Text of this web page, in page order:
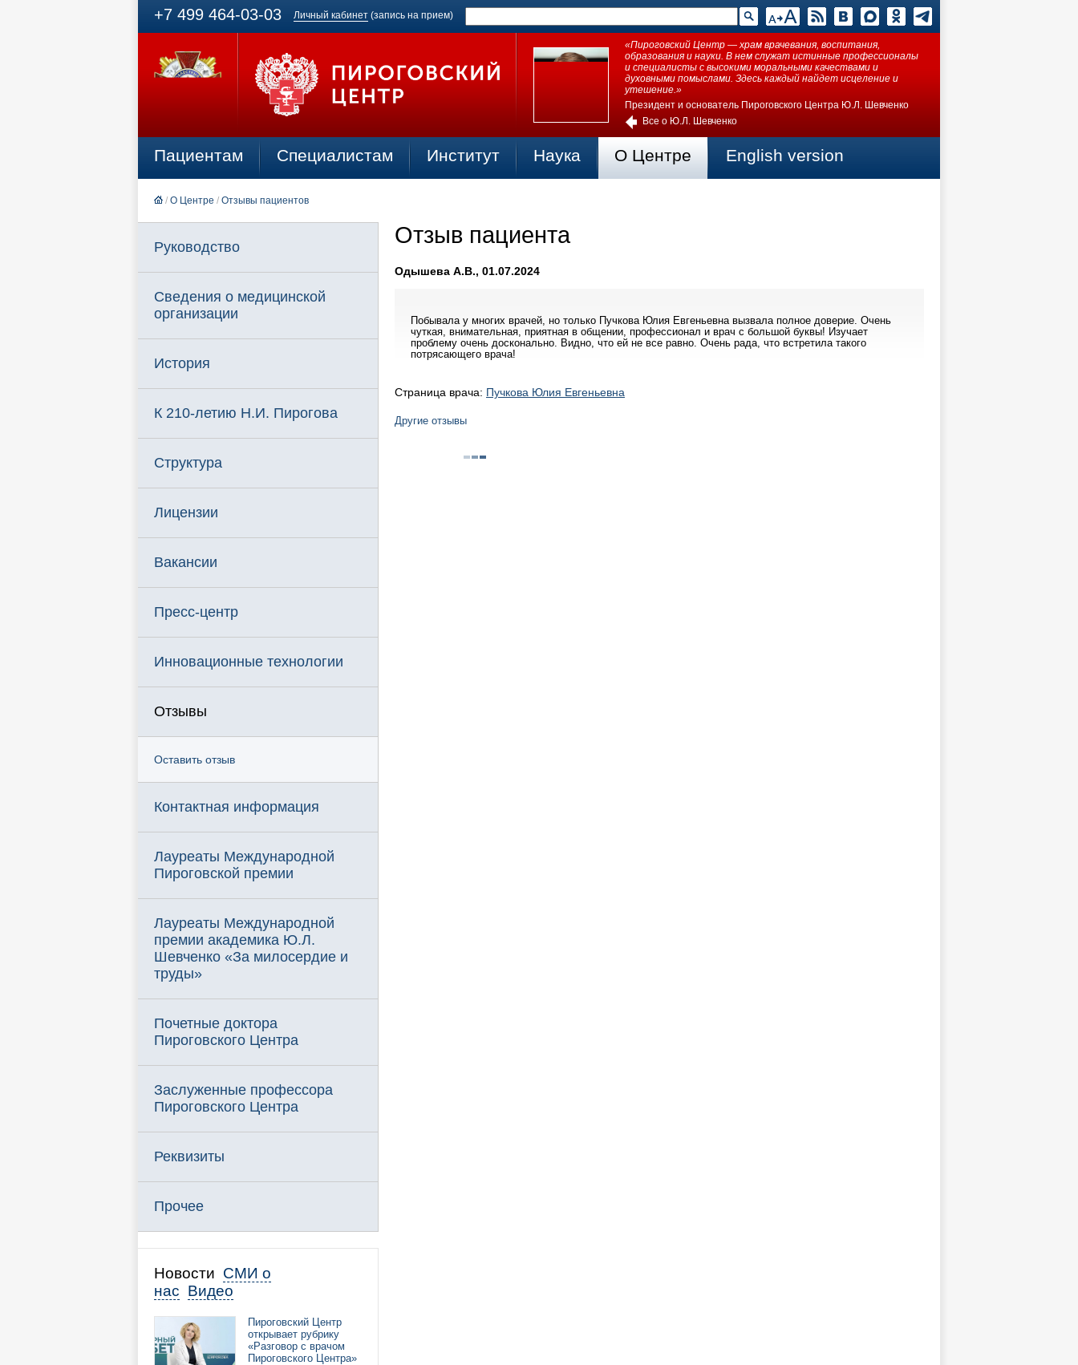
+7 499 464-03-03 Личный кабинет (запись на прием)
«Пироговский Центр — храм врачевания, воспитания,
образования и науки. В нем служат истинные профессионалы
и специалисты с высокими моральными качествами и
духовными помыслами. Здесь каждый найдет исцеление и
утешение.»
Президент и основатель Пироговского Центра Ю.Л. Шевченко
Все о Ю.Л. Шевченко
Пациентам Специалистам Институт Наука О Центре English version
/ О Центре / Отзывы пациентов
Руководство
Сведения о медицинской
организации
История
К 210-летию Н.И. Пирогова
Структура
Лицензии
Вакансии
Пресс-центр
Инновационные технологии
Отзывы
Оставить отзыв
Контактная информация
Лауреаты Международной
Пироговской премии
Лауреаты Международной
премии академика Ю.Л.
Шевченко «За милосердие и
труды»
Почетные доктора
Пироговского Центра
Заслуженные профессора
Пироговского Центра
Реквизиты
Прочее
Новости СМИ о
нас Видео
Пироговский Центр
открывает рубрику
«Разговор с врачом
Пироговского Центра»
Отзыв пациента
Одышева А.В., 01.07.2024
Побывала у многих врачей, но только Пучкова Юлия Евгеньевна вызвала полное доверие. Очень
чуткая, внимательная, приятная в общении, профессионал и врач с большой буквы! Изучает
проблему очень досконально. Видно, что ей не все равно. Очень рада, что встретила такого
потрясающего врача!
Страница врача: Пучкова Юлия Евгеньевна
Другие отзывы